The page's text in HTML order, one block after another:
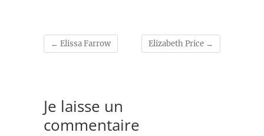
← Elissa Farrow Elizabeth Price →
Je laisse un
commentaire